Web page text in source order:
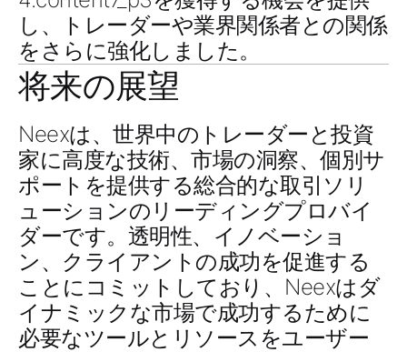
し、トレーダーや業界関係者との関係
をさらに強化しました。
将来の展望
Neexは、世界中のトレーダーと投資
家に高度な技術、市場の洞察、個別サ
ポートを提供する総合的な取引ソリ
ューションのリーディングプロバイ
ダーです。透明性、イノベーショ
ン、クライアントの成功を促進する
ことにコミットしており、Neexはダ
イナミックな市場で成功するために
必要なツールとリソースをユーザー